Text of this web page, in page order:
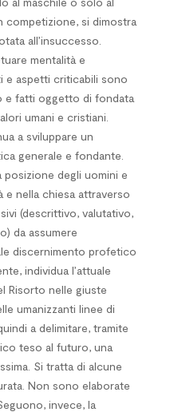
competizione, si dimostra
all’insuccesso.
mentalità e
e aspetti criticabili sono
e fatti oggetto di fondata
umani e cristiani.
a sviluppare un
generale e fondante.
degli uomini e
e nella chiesa attraverso
(descrittivo, valutativo,
da assumere
discernimento profetico
individua l’attuale
Risorto nelle giuste
umanizzanti linee di
a delimitare, tramite
teso al futuro, una
Si tratta di alcune
Non sono elaborate
invece, la